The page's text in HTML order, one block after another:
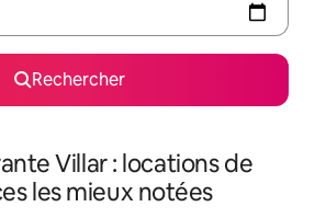
Rechercher
Villar : locations de
les mieux notées